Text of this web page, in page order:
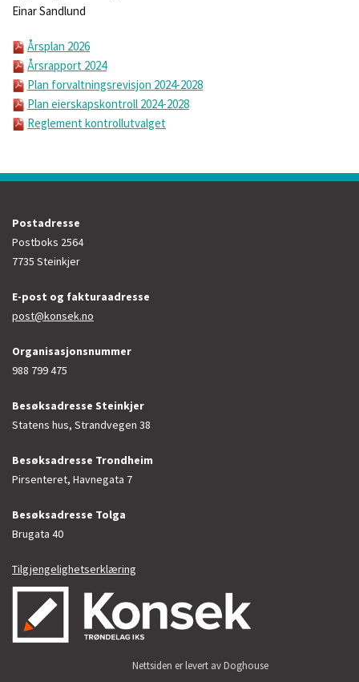
Einar Sandlund
Årsplan 2026
Årsrapport 2024
Plan forvaltningsrevisjon 2024-2028
Plan eierskapskontroll 2024-2028
Reglement kontrollutvalget
Postadresse
Postboks 2564
7735 Steinkjer
E-post og fakturaadresse
post@konsek.no
Organisasjonsnummer
988 799 475
Besøksadresse Steinkjer
Statens hus, Strandvegen 38
Besøksadresse Trondheim
Pirsenteret, Havnegata 7
Besøksadresse Tolga
Brugata 40
Tilgjengelighetserklæring
Nettsiden er levert av Doghouse